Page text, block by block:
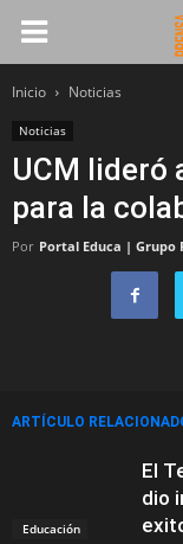
Inicio Noticias
Noticias
UCM lideró
para la
Por Portal Educa | Grupo
ARTÍCULO
Educación
El
dio